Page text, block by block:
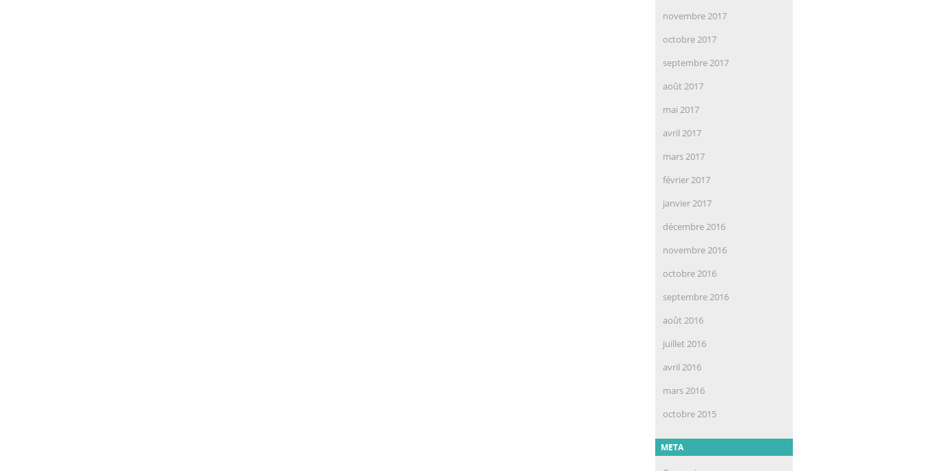
novembre 2017
octobre 2017
septembre 2017
août 2017
mai 2017
avril 2017
mars 2017
février 2017
janvier 2017
décembre 2016
novembre 2016
octobre 2016
septembre 2016
août 2016
juillet 2016
avril 2016
mars 2016
octobre 2015
META